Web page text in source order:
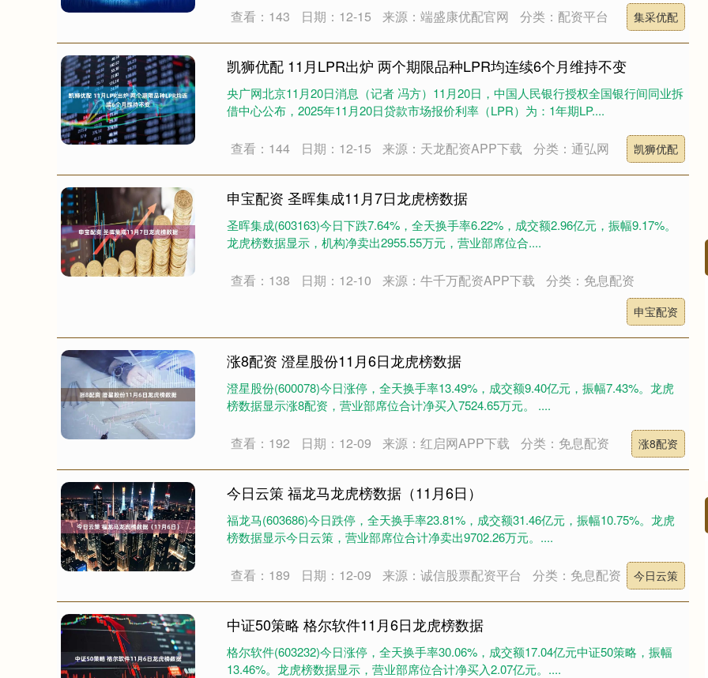
查看：143 日期：12-15 来源：端盛康优配官网 分类：配资平台 集采优配
凯狮优配 11月LPR出炉 两个期限品种LPR均连续6个月维持不变
央广网北京11月20日消息（记者 冯方）11月20日，中国人民银行授权全国银行间同业拆
借中心公布，2025年11月20日贷款市场报价利率（LPR）为：1年期LP....
查看：144 日期：12-15 来源：天龙配资APP下载 分类：通弘网 凯狮优配
申宝配资 圣晖集成11月7日龙虎榜数据
圣晖集成(603163)今日下跌7.64%，全天换手率6.22%，成交额2.96亿元，振幅9.17%。
龙虎榜数据显示，机构净卖出2955.55万元，营业部席位合....
查看：138 日期：12-10 来源：牛千万配资APP下载 分类：免息配资
申宝配资
涨8配资 澄星股份11月6日龙虎榜数据
澄星股份(600078)今日涨停，全天换手率13.49%，成交额9.40亿元，振幅7.43%。龙虎
榜数据显示涨8配资，营业部席位合计净买入7524.65万元。 ....
查看：192 日期：12-09 来源：红启网APP下载 分类：免息配资 涨8配资
今日云策 福龙马龙虎榜数据（11月6日）
福龙马(603686)今日跌停，全天换手率23.81%，成交额31.46亿元，振幅10.75%。龙虎
榜数据显示今日云策，营业部席位合计净卖出9702.26万元。....
查看：189 日期：12-09 来源：诚信股票配资平台 分类：免息配资 今日云策
中证50策略 格尔软件11月6日龙虎榜数据
格尔软件(603232)今日涨停，全天换手率30.06%，成交额17.04亿元中证50策略，振幅
13.46%。龙虎榜数据显示，营业部席位合计净买入2.07亿元。....
-0.70%